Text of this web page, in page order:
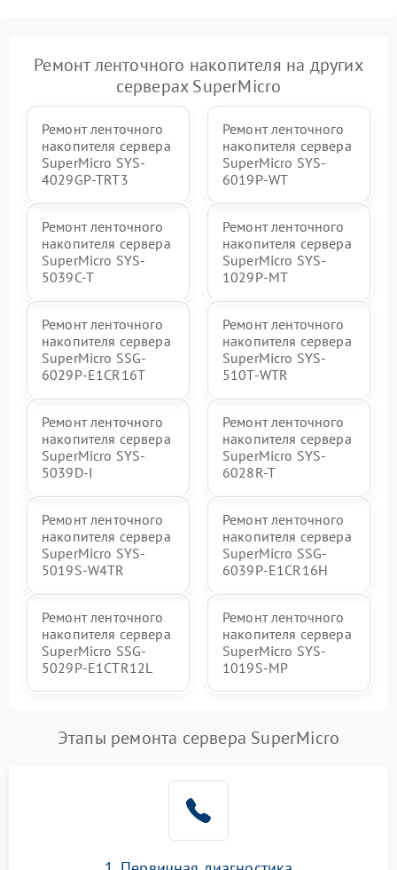
Ремонт ленточного накопителя на других
серверах SuperMicro
Ремонт ленточного
накопителя сервера
SuperMicro SYS-
4029GP-TRT3
Ремонт ленточного
накопителя сервера
SuperMicro SYS-
6019P-WT
Ремонт ленточного
накопителя сервера
SuperMicro SYS-
5039C-T
Ремонт ленточного
накопителя сервера
SuperMicro SYS-
1029P-MT
Ремонт ленточного
накопителя сервера
SuperMicro SSG-
6029P-E1CR16T
Ремонт ленточного
накопителя сервера
SuperMicro SYS-
510T-WTR
Ремонт ленточного
накопителя сервера
SuperMicro SYS-
5039D-I
Ремонт ленточного
накопителя сервера
SuperMicro SYS-
6028R-T
Ремонт ленточного
накопителя сервера
SuperMicro SYS-
5019S-W4TR
Ремонт ленточного
накопителя сервера
SuperMicro SSG-
6039P-E1CR16H
Ремонт ленточного
накопителя сервера
SuperMicro SSG-
5029P-E1CTR12L
Ремонт ленточного
накопителя сервера
SuperMicro SYS-
1019S-MP
Этапы ремонта сервера SuperMicro